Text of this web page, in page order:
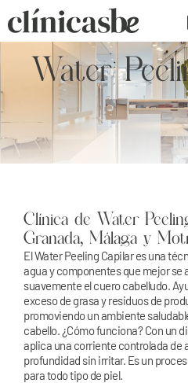
Water
Clínica de Water
Granada, Málaga y
El Water Peeling Capilar es una
agua y componentes que mejor se
suavemente el cuero cabelludo.
exceso de grasa y residuos de
promoviendo un ambiente
cabello. ¿Cómo funciona? Con un
aplica una corriente controlada de
profundidad sin irritar. Es un
para todo tipo de piel.